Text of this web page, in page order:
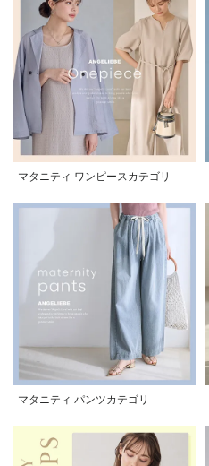
マタニティ ワンピースカテゴリ
マタニティ パンツカテゴリ